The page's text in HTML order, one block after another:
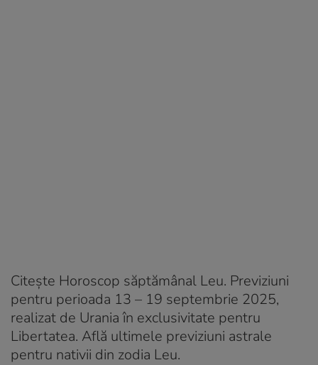
Citește Horoscop săptămânal Leu. Previziuni
pentru perioada 13 – 19 septembrie 2025,
realizat de Urania în exclusivitate pentru
Libertatea. Află ultimele previziuni astrale
pentru nativii din zodia Leu.